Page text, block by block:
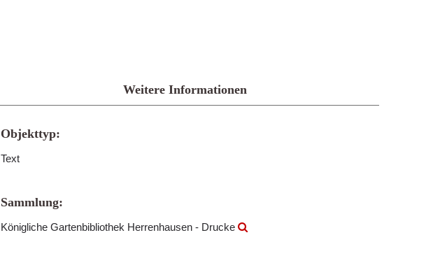
Weitere Informationen
Objekttyp:
Text
Sammlung:
Königliche Gartenbibliothek Herrenhausen - Drucke